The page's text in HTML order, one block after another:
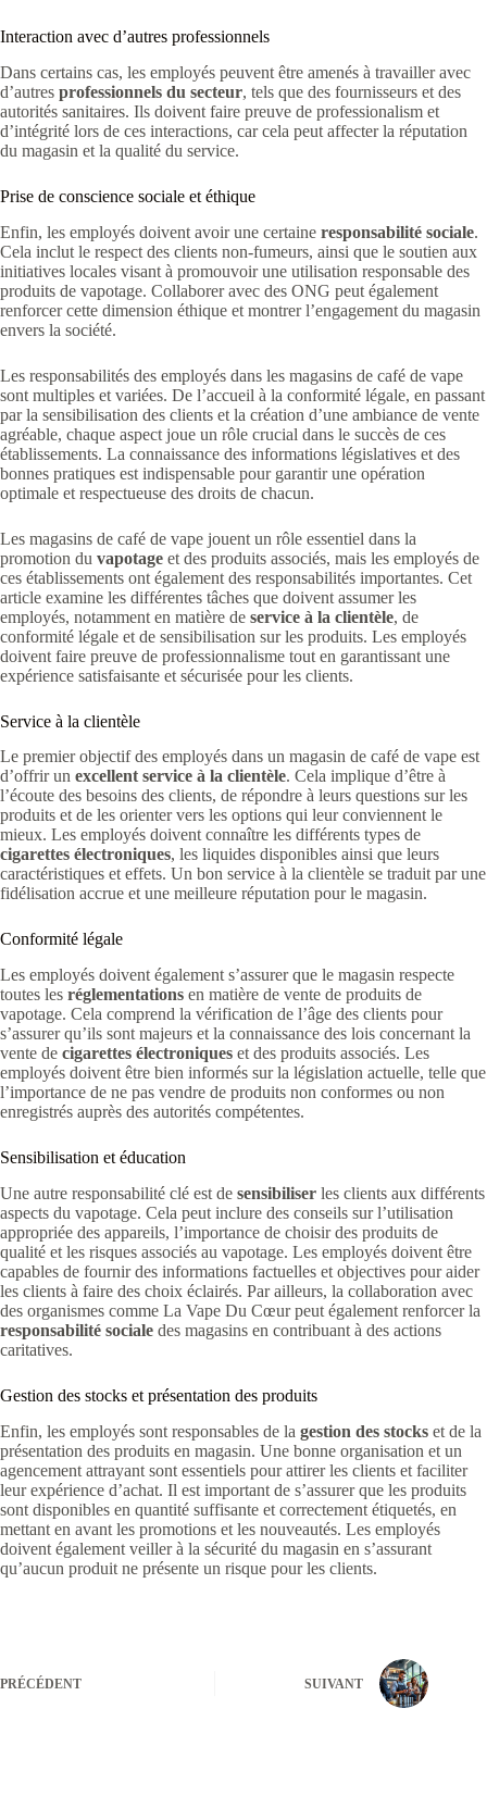
Interaction avec d’autres professionnels
Dans certains cas, les employés peuvent être amenés à travailler avec
d’autres professionnels du secteur, tels que des fournisseurs et des
autorités sanitaires. Ils doivent faire preuve de professionalism et
d’intégrité lors de ces interactions, car cela peut affecter la réputation
du magasin et la qualité du service.
Prise de conscience sociale et éthique
Enfin, les employés doivent avoir une certaine responsabilité sociale.
Cela inclut le respect des clients non-fumeurs, ainsi que le soutien aux
initiatives locales visant à promouvoir une utilisation responsable des
produits de vapotage. Collaborer avec des ONG peut également
renforcer cette dimension éthique et montrer l’engagement du magasin
envers la société.
Les responsabilités des employés dans les magasins de café de vape
sont multiples et variées. De l’accueil à la conformité légale, en passant
par la sensibilisation des clients et la création d’une ambiance de vente
agréable, chaque aspect joue un rôle crucial dans le succès de ces
établissements. La connaissance des informations législatives et des
bonnes pratiques est indispensable pour garantir une opération
optimale et respectueuse des droits de chacun.
Les magasins de café de vape jouent un rôle essentiel dans la
promotion du vapotage et des produits associés, mais les employés de
ces établissements ont également des responsabilités importantes. Cet
article examine les différentes tâches que doivent assumer les
employés, notamment en matière de service à la clientèle, de
conformité légale et de sensibilisation sur les produits. Les employés
doivent faire preuve de professionnalisme tout en garantissant une
expérience satisfaisante et sécurisée pour les clients.
Service à la clientèle
Le premier objectif des employés dans un magasin de café de vape est
d’offrir un excellent service à la clientèle. Cela implique d’être à
l’écoute des besoins des clients, de répondre à leurs questions sur les
produits et de les orienter vers les options qui leur conviennent le
mieux. Les employés doivent connaître les différents types de
cigarettes électroniques, les liquides disponibles ainsi que leurs
caractéristiques et effets. Un bon service à la clientèle se traduit par une
fidélisation accrue et une meilleure réputation pour le magasin.
Conformité légale
Les employés doivent également s’assurer que le magasin respecte
toutes les réglementations en matière de vente de produits de
vapotage. Cela comprend la vérification de l’âge des clients pour
s’assurer qu’ils sont majeurs et la connaissance des lois concernant la
vente de cigarettes électroniques et des produits associés. Les
employés doivent être bien informés sur la législation actuelle, telle que
l’importance de ne pas vendre de produits non conformes ou non
enregistrés auprès des autorités compétentes.
Sensibilisation et éducation
Une autre responsabilité clé est de sensibiliser les clients aux différents
aspects du vapotage. Cela peut inclure des conseils sur l’utilisation
appropriée des appareils, l’importance de choisir des produits de
qualité et les risques associés au vapotage. Les employés doivent être
capables de fournir des informations factuelles et objectives pour aider
les clients à faire des choix éclairés. Par ailleurs, la collaboration avec
des organismes comme La Vape Du Cœur peut également renforcer la
responsabilité sociale des magasins en contribuant à des actions
caritatives.
Gestion des stocks et présentation des produits
Enfin, les employés sont responsables de la gestion des stocks et de la
présentation des produits en magasin. Une bonne organisation et un
agencement attrayant sont essentiels pour attirer les clients et faciliter
leur expérience d’achat. Il est important de s’assurer que les produits
sont disponibles en quantité suffisante et correctement étiquetés, en
mettant en avant les promotions et les nouveautés. Les employés
doivent également veiller à la sécurité du magasin en s’assurant
qu’aucun produit ne présente un risque pour les clients.
PRÉCÉDENT SUIVANT